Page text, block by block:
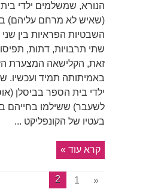
הנורא, שמשלמים ילדי
(שאיש לא מרחם עליהם)
השבטיות הפראיות בין שני
שתי תרבויות, דתות,
זאת, הקלישאה המצערת
באמיתותה תמיד ועכשיו.
ילדי בית הספר בביסלן
בעטיו של הקונפליקט ...
קרא עוד »
«
1
2